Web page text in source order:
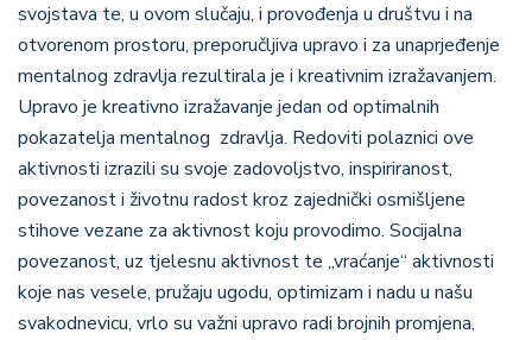
svojstava te, u ovom slučaju, i provođenja u društvu i na
otvorenom prostoru, preporučljiva upravo i za unaprjeđenje
mentalnog zdravlja rezultirala je i kreativnim izražavanjem.
Upravo je kreativno izražavanje jedan od optimalnih
pokazatelja mentalnog zdravlja. Redoviti polaznici ove
aktivnosti izrazili su svoje zadovoljstvo, inspiriranost,
povezanost i životnu radost kroz zajednički osmišljene
stihove vezane za aktivnost koju provodimo. Socijalna
povezanost, uz tjelesnu aktivnost te „vraćanje“ aktivnosti
koje nas vesele, pružaju ugodu, optimizam i nadu u našu
svakodnevicu, vrlo su važni upravo radi brojnih promjena,